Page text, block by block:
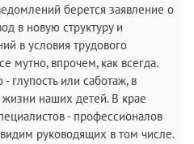
берется заявление о
в новую структуру и
в условия трудового
мутно, впрочем, как всегда.
- глупость или саботаж, в
наших детей. В крае
- профессионалов
руководящих в том числе.